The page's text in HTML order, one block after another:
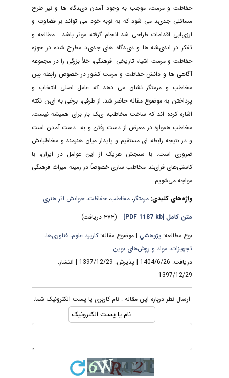
ﺣﻔﺎﻇﺖ و ﻣﺮﻣﺖ، ﻣﻮﺟﺐ ﺑﻪ وﺟﻮد آﻣﺪن دیﺪﮔﺎه ﻫﺎ و ﻧﯿﺰ ﻃﺮح
ﻣﺴﺎﺋﻠﯽ ﺟﺪیﺪ ﻣﯽ ﺷﻮد ﮐﻪ ﺑﻪ ﻧﻮﺑﻪ ﺧﻮد ﻣﯽ ﺗﻮاﻧﺪ ﺑﺮ ﻗﻀﺎوت و
ارزیﺎﺑﯽ اﻗﺪاﻣﺎت ﻃﺮاﺣﯽ ﺷﺪ اﻧﺠﺎم ﮔﺮﻓﺘﻪ ﻣﻮﺛﺮ ﺑﺎﺷﺪ. ﻣﻄﺎﻟﻌﻪ و
ﺗﻔﮑﺮ در اﻧﺪیﺸﻪ ﻫﺎ و دیﺪﮔﺎه ﻫﺎی ﺟﺪیﺪ ﻣﻄﺮح ﺷﺪه در ﺣﻮزه
ﺣﻔﺎﻇﺖ و ﻣﺮﻣﺖ اﺷﯿﺎء تاریخی- فرهنگی، ﺧﻸ ﺑﺰرﮔﯽ را در ﻣﺠﻤﻮﻋﻪ
آﮔﺎﻫﯽ ﻫﺎ و داﻧﺶ ﺣﻔﺎﻇﺖ و ﻣﺮﻣﺖ ﮐﺸﻮر در ﺧﺼﻮص راﺑﻄﻪ ﺑﯿﻦ
ﻣﺨﺎﻃﺐ و ﻣﺮﻣﺘﮕﺮ ﻧﺸﺎن ﻣﯽ دﻫﺪ ﮐﻪ ﻋﺎﻣﻞ اﺻﻠﯽ اﻧﺘﺨﺎب و
ﭘﺮداﺧﺘﻦ به موضوع ﻣﻘﺎﻟﻪ ﺣﺎﺿﺮ ﺷﺪ. از ﻃﺮﻓﯽ، ﺑﺮﺧﯽ ﺑﻪ ایﻦ ﻧﮑﺘﻪ
اﺷﺎره ﮐﺮده اﻧﺪ ﮐﻪ ﺳﺎﺧﺖ ﻣﺨﺎﻃﺐ، یﮏ ﺑﺎر ﺑﺮای ﻫﻤﯿﺸﻪ ﻧﯿﺴﺖ.
ﻣﺨﺎﻃﺐ ﻫﻤﻮاره در ﻣﻌﺮض از دﺳﺖ رﻓﺘﻦ و ﺑﻪ دﺳﺖ آﻣﺪن اﺳﺖ
و در ﻧﺘﯿﺠﻪ راﺑﻄﻪ ای مستقیم و پایدار میان ﻫﻨﺮﻣﻨﺪ و ﻣﺨﺎﻃﺒﺎﻧﺶ
ﺿﺮوری اﺳﺖ. ﺑﺎ ﺳﻨﺠﺶ هریک از این ﻋﻮاﻣﻞ در ایران، ﺑﺎ
ﮐﺎﺳﺘﯽﻫﺎی ﻓﺮایﻨﺪ ﻣﺨﺎﻃﺐ ﺳﺎزی ﺧﺼﻮﺻﺎً در زمینه میراث فرهنگی
مواجه می‌شویم.
واژه‌های کلیدی:ﻣﺮﻣﺘﮕﺮ،ﻣﺨﺎﻃﺐ،ﺣﻔﺎﻇﺖ،ﺧﻮاﻧﺶ اﺛﺮ ﻫﻨﺮی.
متن کامل[PDF 1187 kb]
نوع مطالعه:پژوهشي| موضوع مقاله:کاربرد علوم، فناوری‌ها،
تجهیزات، مواد و روش‌های نوین
دریافت: 1404/6/26 | پذیرش: 1397/12/29 | انتشار:
1397/12/29
ارسال نظر درباره این مقاله : نام کاربری یا پست الکترونیک شما: